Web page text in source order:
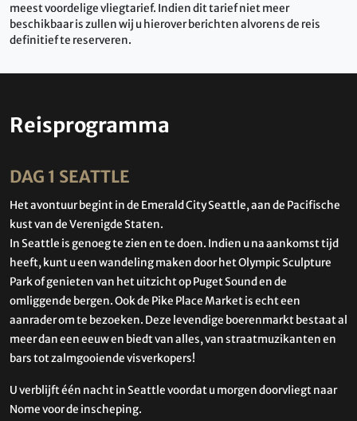
meest voordelige vliegtarief. Indien dit tarief niet meer
beschikbaar is zullen wij u hierover berichten alvorens de reis
definitief te reserveren.
Reisprogramma
DAG 1 SEATTLE
Het avontuur begint in de Emerald City Seattle, aan de Pacifische
kust van de Verenigde Staten.
In Seattle is genoeg te zien en te doen. Indien u na aankomst tijd
heeft, kunt u een wandeling maken door het Olympic Sculpture
Park of genieten van het uitzicht op Puget Sound en de
omliggende bergen. Ook de Pike Place Market is echt een
aanrader om te bezoeken. Deze levendige boerenmarkt bestaat al
meer dan een eeuw en biedt van alles, van straatmuzikanten en
bars tot zalmgooiende visverkopers!
U verblijft één nacht in Seattle voordat u morgen doorvliegt naar
Nome voor de inscheping.